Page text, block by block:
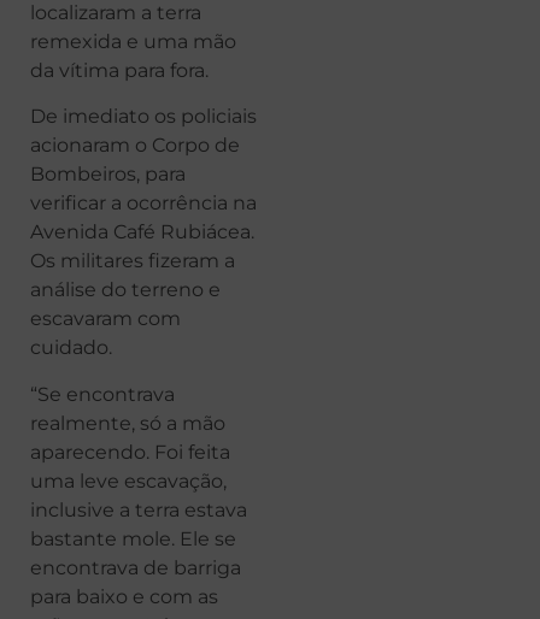
localizaram a terra
remexida e uma mão
da vítima para fora.
De imediato os policiais
acionaram o Corpo de
Bombeiros, para
verificar a ocorrência na
Avenida Café Rubiácea.
Os militares fizeram a
análise do terreno e
escavaram com
cuidado.
“Se encontrava
realmente, só a mão
aparecendo. Foi feita
uma leve escavação,
inclusive a terra estava
bastante mole. Ele se
encontrava de barriga
para baixo e com as